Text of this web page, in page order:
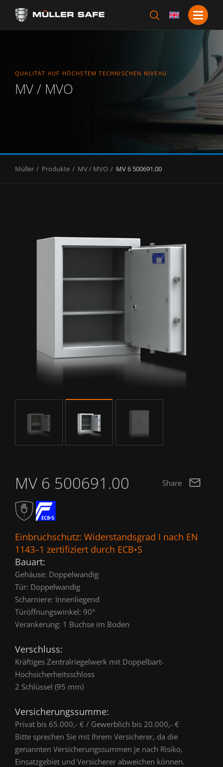
QUALITÄT AUF HÖCHSTEM TECHNISCHEN NIVEAU
MV / MVO
Müller Produkte MV / MVO MV 6 500691.00
MV 6 500691.00 Share
Einbruchschutz: Widerstandsgrad I nach EN
1143–1 zertifiziert durch ECB•S
Bauart:
Gehäuse: Doppelwandig
Tür: Doppelwandig
Scharniere: Innenliegend
Türöffnungswinkel: 90°
Verankerung: 1 Buchse im Boden
Verschluss:
Kräftiges Zentralriegelwerk mit Doppelbart-
Hochsicherheitsschloss
2 Schlüssel (95 mm)
Versicherungssumme:
Privat bis 65.000,- € / Gewerblich bis 20.000,- €
Bitte sprechen Sie mit Ihrem Versicherer, da die
genannten Versicherungssummen je nach Risiko,
Einsatzgebiet und Versicherer abweichen können.